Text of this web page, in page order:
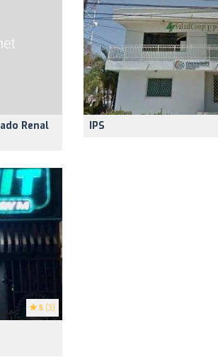
Renal IPS
5 (3)